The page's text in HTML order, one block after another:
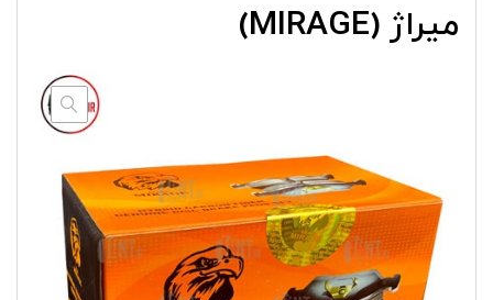
میراژ (MIRAGE)